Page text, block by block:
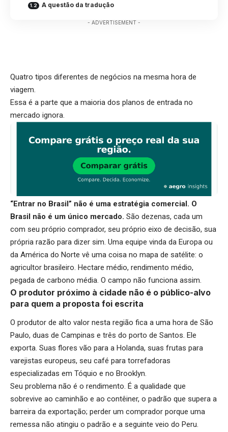
A questão da tradução
- ADVERTISEMENT -
Quatro tipos diferentes de negócios na mesma hora de
viagem.
Essa é a parte que a maioria dos planos de entrada no
mercado ignora.
“Entrar no Brasil” não é uma estratégia comercial. O
Brasil não é um único mercado. São dezenas, cada um
com seu próprio comprador, seu próprio eixo de decisão, sua
própria razão para dizer sim. Uma equipe vinda da Europa ou
da América do Norte vê uma coisa no mapa de satélite: o
agricultor brasileiro. Hectare médio, rendimento médio,
pegada de carbono média. O campo não funciona assim.
O produtor próximo à cidade não é o público-alvo
para quem a proposta foi escrita
O produtor de alto valor nesta região fica a uma hora de São
Paulo, duas de Campinas e três do porto de Santos. Ele
exporta. Suas flores vão para a Holanda, suas frutas para
varejistas europeus, seu café para torrefadoras
especializadas em Tóquio e no Brooklyn.
Seu problema não é o rendimento. É a qualidade que
sobrevive ao caminhão e ao contêiner, o padrão que supera a
barreira da exportação; perder um comprador porque uma
remessa não atingiu o padrão e a seguinte veio do Peru.